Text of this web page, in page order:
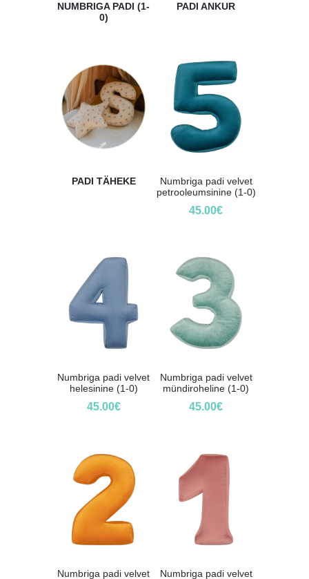
NUMBRIGA PADI (1-
0)
PADI ANKUR
PADI TÄHEKE
Numbriga padi velvet
petrooleumsinine (1-0)
45.00€
Numbriga padi velvet
helesinine (1-0)
45.00€
Numbriga padi velvet
mündiroheline (1-0)
45.00€
Numbriga padi velvet
Numbriga padi velvet